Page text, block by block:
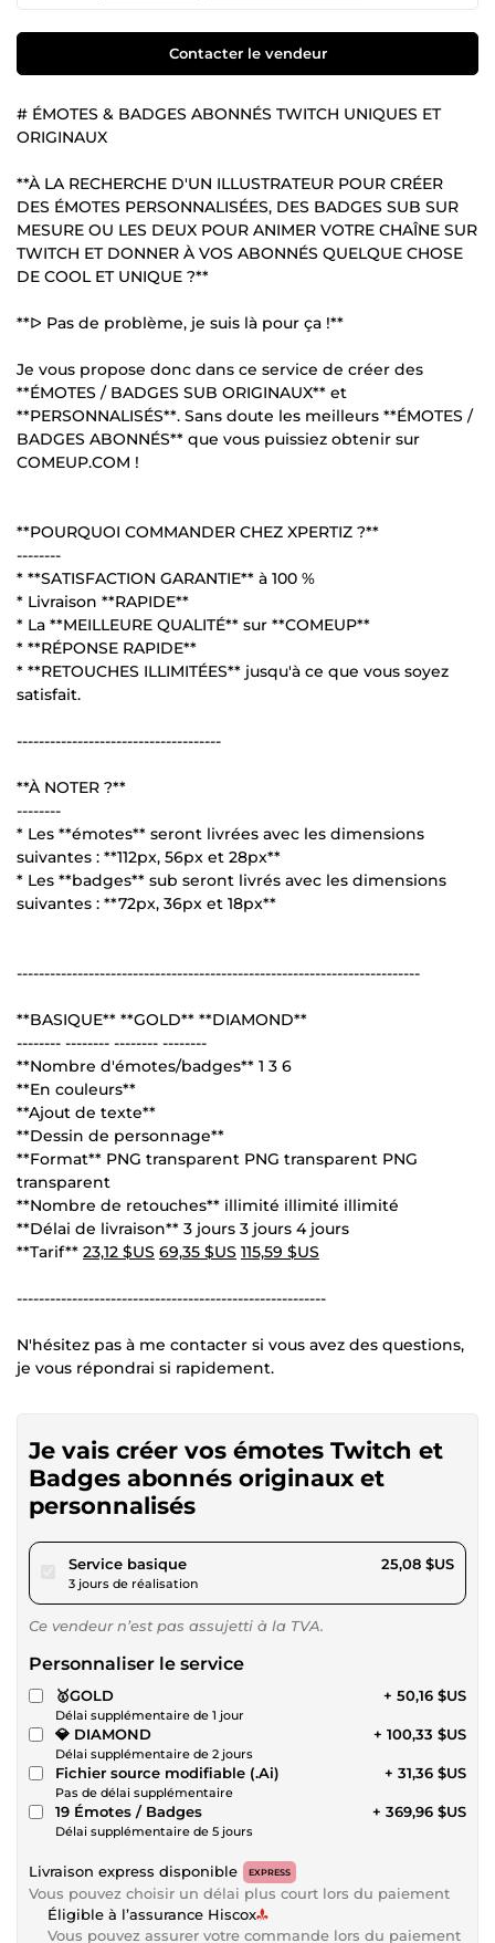
Contacter le vendeur
# ÉMOTES & BADGES ABONNÉS TWITCH UNIQUES ET
ORIGINAUX
**À LA RECHERCHE D'UN ILLUSTRATEUR POUR CRÉER
DES ÉMOTES PERSONNALISÉES, DES BADGES SUB SUR
MESURE OU LES DEUX POUR ANIMER VOTRE CHAÎNE SUR
TWITCH ET DONNER À VOS ABONNÉS QUELQUE CHOSE
DE COOL ET UNIQUE ?**
**ᐅ Pas de problème, je suis là pour ça !**
Je vous propose donc dans ce service de créer des
**ÉMOTES / BADGES SUB ORIGINAUX** et
**PERSONNALISÉS**. Sans doute les meilleurs **ÉMOTES /
BADGES ABONNÉS** que vous puissiez obtenir sur
COMEUP.COM !
**POURQUOI COMMANDER CHEZ XPERTIZ ?**
--------
* **SATISFACTION GARANTIE** à 100 %
* Livraison **RAPIDE**
* La **MEILLEURE QUALITÉ** sur **COMEUP**
* **RÉPONSE RAPIDE**
* **RETOUCHES ILLIMITÉES** jusqu'à ce que vous soyez
satisfait.
-------------------------------------
**À NOTER ?**
--------
* Les **émotes** seront livrées avec les dimensions
suivantes : **112px, 56px et 28px**
* Les **badges** sub seront livrés avec les dimensions
suivantes : **72px, 36px et 18px**
-------------------------------------------------------------------------
**BASIQUE** **GOLD** **DIAMOND**
-------- -------- -------- --------
**Nombre d'émotes/badges** 1 3 6
**En couleurs**
**Ajout de texte**
**Dessin de personnage**
**Format** PNG transparent PNG transparent PNG
transparent
**Nombre de retouches** illimité illimité illimité
**Délai de livraison** 3 jours 3 jours 4 jours
**Tarif** 23,12 $US 69,35 $US 115,59 $US
--------------------------------------------------------
N'hésitez pas à me contacter si vous avez des questions,
je vous répondrai si rapidement.
Je vais créer vos émotes Twitch et
Badges abonnés originaux et
personnalisés
Service basiquepour 23,12 $US
3 jours de réalisation
25,08 $US
Ce vendeur n’est pas assujetti à la TVA.
Personnaliser le service
🥇GOLD
Délai supplémentaire de 1 jour
+ 50,16 $US
💎 DIAMOND
Délai supplémentaire de 2 jours
+ 100,33 $US
Fichier source modifiable (.Ai)
Pas de délai supplémentaire
+ 31,36 $US
19 Émotes / Badges
Délai supplémentaire de 5 jours
+ 369,96 $US
Livraison express disponible EXPRESS
Vous pouvez choisir un délai plus court lors du paiement
Éligible à l’assurance Hiscox
Vous pouvez assurer votre commande lors du paiement